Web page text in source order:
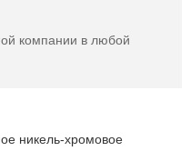
компании в любой
никель-хромовое